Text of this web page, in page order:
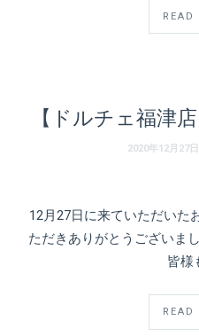
READ
【ドルチェ福津
2020年12月27日
12月27日に来ていただいた
ただきありがとうござ
皆様
READ